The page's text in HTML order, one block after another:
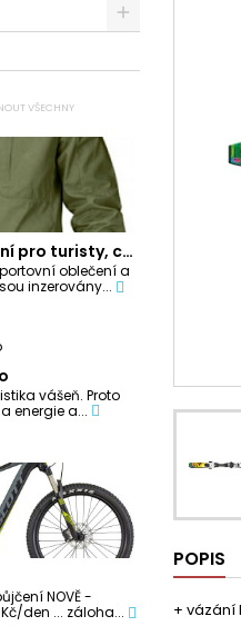
VŠECHNY
Outdoorové oblečení pro turisty, cyklisty a...
oblečení a
inzerovány...
vášeň. Proto
energie a...
NOVĚ -
Kč/den ... záloha...
POPIS
+ vázání